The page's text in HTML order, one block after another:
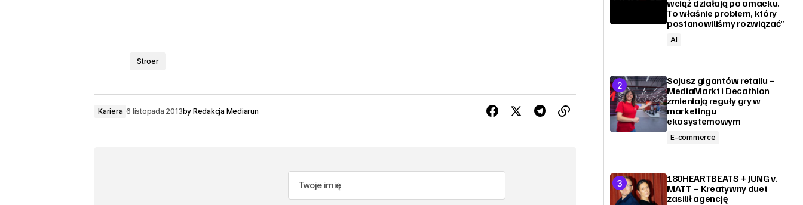
Stroer
Kariera 6 listopada 2013by Redakcja Mediarun
wciąż działają po omacku.
To właśnie problem, który
postanowiliśmy rozwiązać”
AI
Sojusz gigantów retailu –
MediaMarkt i Decathlon
zmieniają reguły gry w
marketingu
ekosystemowym
E-commerce
180HEARTBEATS + JUNG v.
MATT – Kreatywny duet
zasilił agencję